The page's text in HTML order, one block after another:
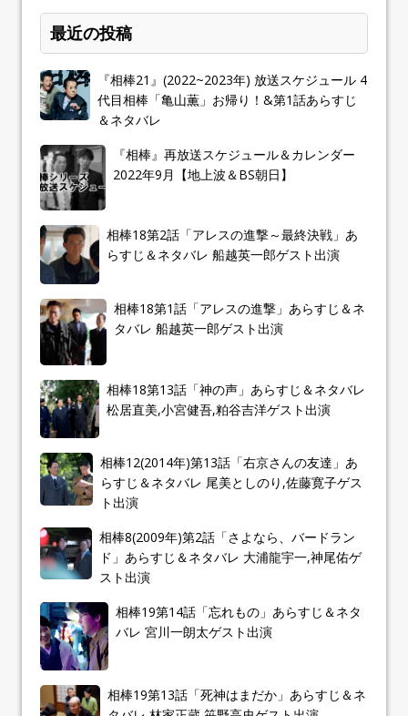
最近の投稿
『相棒21』(2022~2023年) 放送スケジュール 4
代目相棒「亀山薫」お帰り！&第1話あらすじ
＆ネタバレ
『相棒』再放送スケジュール＆カレンダー
2022年9月【地上波＆BS朝日】
相棒18第2話「アレスの進撃～最終決戦」あ
らすじ＆ネタバレ 船越英一郎ゲスト出演
相棒18第1話「アレスの進撃」あらすじ＆ネ
タバレ 船越英一郎ゲスト出演
相棒18第13話「神の声」あらすじ＆ネタバレ
松居直美,小宮健吾,粕谷吉洋ゲスト出演
相棒12(2014年)第13話「右京さんの友達」あ
らすじ＆ネタバレ 尾美としのり,佐藤寛子ゲス
ト出演
相棒8(2009年)第2話「さよなら、バードラン
ド」あらすじ＆ネタバレ 大浦龍宇一,神尾佑ゲ
スト出演
相棒19第14話「忘れもの」あらすじ＆ネタ
バレ 宮川一朗太ゲスト出演
相棒19第13話「死神はまだか」あらすじ＆ネ